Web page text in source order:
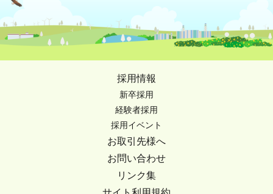
採用情報
新卒採用
経験者採用
採用イベント
お取引先様へ
お問い合わせ
リンク集